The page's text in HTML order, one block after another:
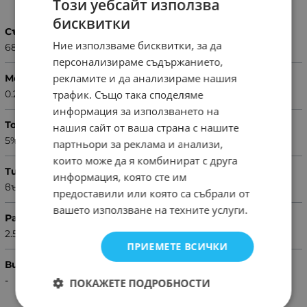
Съпротивление
68kΩ
Мощност
0.25W
Толеранс
5%
Тип резистор
въглероден
Размери
2.5x6.8mm
Вид резистор
-
Този уебсайт използва
бисквитки
Ние използваме бисквитки, за да
персонализираме съдържанието,
рекламите и да анализираме нашия
трафик. Също така споделяме
информация за използването на
нашия сайт от ваша страна с нашите
партньори за реклама и анализи,
които може да я комбинират с друга
информация, която сте им
предоставили или която са събрали от
вашето използване на техните услуги.
ПРИЕМЕТЕ ВСИЧКИ
ПОКАЖЕТЕ ПОДРОБНОСТИ